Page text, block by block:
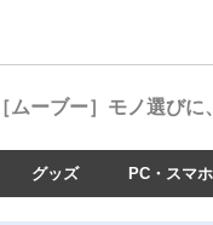
［ムーブー］ モノ選びに
グッズ PC・スマホ